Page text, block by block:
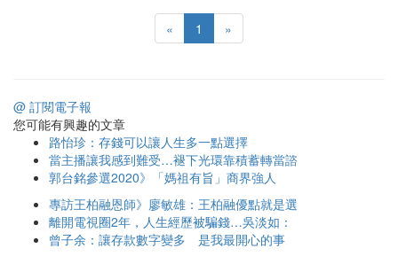
« 1 »
@ 訂閱電子報
您可能有興趣的文章
路怡珍：存錢可以讓人生多一點選擇
當主播讓我感到難受…褪下光環靠積蓄轉當諮
郭台銘參選2020》「媽祖有旨」商界強人
專訪王柏融恩師》廖敏雄：王柏融優點就是選
離開電視圈2年，人生經歷被騙錢…吳淡如：
曾子余：讓存款數字變多 是我最開心的事